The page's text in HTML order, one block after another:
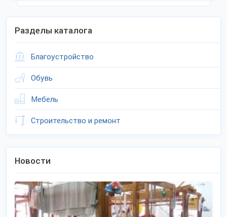
Разделы каталога
Благоустройство
Обувь
Мебель
Строительство и ремонт
Новости